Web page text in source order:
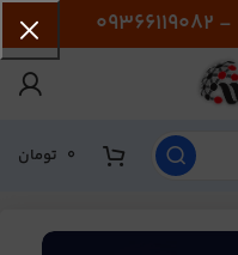
0 تومان